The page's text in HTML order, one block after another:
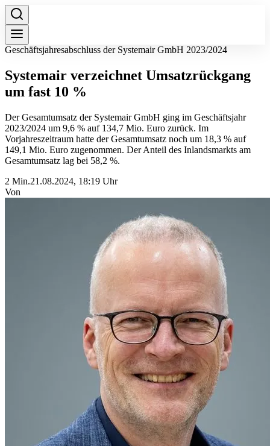
Geschäftsjahresabschluss der Systemair GmbH 2023/2024
Systemair verzeichnet Umsatzrückgang
um fast 10 %
Der Gesamtumsatz der Systemair GmbH ging im Geschäftsjahr
2023/2024 um 9,6 % auf 134,7 Mio. Euro zurück. Im
Vorjahreszeitraum hatte der Gesamtumsatz noch um 18,3 % auf
149,1 Mio. Euro zugenommen. Der Anteil des Inlandsmarkts am
Gesamtumsatz lag bei 58,2 %.
2 Min.21.08.2024, 18:19 Uhr
Von